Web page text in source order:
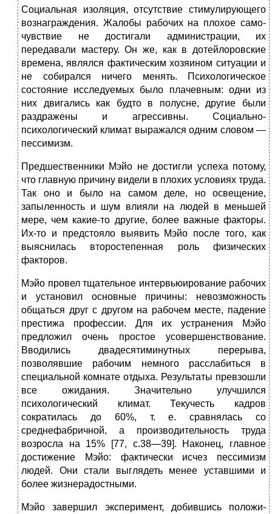
Социальная изоляция, отсутствие стимулирующего
вознаграждения. Жалобы рабочих на плохое само­
чувствие не достигали администрации, их
передавали мастеру. Он же, как в дотейлоровские
времена, являлся фактическим хозяином ситуации и
не собирался ни­чего менять. Психологическое
состояние исследуе­мых было плачевным: одни из
них двигались как будто в полусне, другие были
раздражены и агрессивны. Со­циально-
психологический климат выражался одним словом —
пессимизм.
Предшественники Мэйо не достигли успеха по­тому,
что главную причину видели в плохих условиях труда.
Так оно и было на самом деле, но освещение,
запыленность и шум влияли на людей в меньшей
мере, чем какие-то другие, более важные факторы.
Их-то и предстояло выявить Мэйо после того, как
выяснилась второстепенная роль физических
факторов.
Мэйо провел тщательное интервьюирование рабочих
и установил основные причины: невозможность
общаться друг с другом на рабочем месте, падение
престижа про­фессии. Для их устранения Мэйо
предложил очень про­стое усовершенствование.
Вводились двадесятиминутных перерыва,
позволявшие рабочим немного расслабиться в
специальной комнате отдыха. Результаты превзошли
все ожидания. Значительно улучшился
психологический кли­мат. Текучесть кадров
сократилась до 60%, т. е. сравнялась со
среднефабричной, а производительность труда
возрос­ла на 15% [77, с.38—39]. Наконец, главное
достижение Мэйо: фактически исчез пессимизм
людей. Они стали выг­лядеть менее уставшими и
более жизнерадостными.
Мэйо завершил эксперимент, добившись положи­